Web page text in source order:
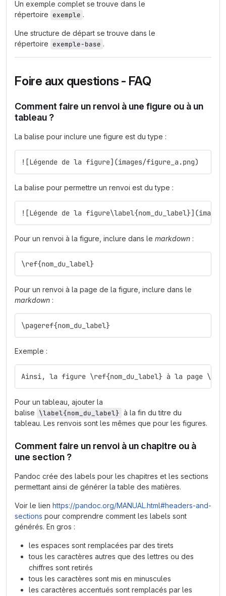
Un exemple complet se trouve dans le
répertoire exemple .
Une structure de départ se trouve dans le
répertoire exemple-base .
Foire aux questions - FAQ
Comment faire un renvoi à une figure ou à un
tableau ?
La balise pour inclure une figure est du type :
![Légende de la figure](images/figure_a.png)
La balise pour permettre un renvoi est du type :
![Légende de la
Pour un renvoi à la figure, inclure dans le markdown :
\ref{nom_du_label}
Pour un renvoi à la page de la figure, inclure dans le
markdown :
\pageref{nom_du_label}
Exemple :
Ainsi, la figure \ref{nom_du_label} à la page
Pour un tableau, ajouter la
balise \label{nom_du_label} à la fin du titre du
tableau. Les renvois sont les mêmes que pour les figures.
Comment faire un renvoi à un chapitre ou à
une section ?
Pandoc crée des labels pour les chapitres et les sections
permettant ainsi de générer la table des matières.
Voir le lien https://pandoc.org/MANUAL.html#headers-and-
sections pour comprendre comment les labels sont
générés. En gros :
les espaces sont remplacées par des tirets
tous les caractères autres que des lettres ou des
chiffres sont retirés
tous les caractères sont mis en minuscules
les caractères accentués sont remplacés par les